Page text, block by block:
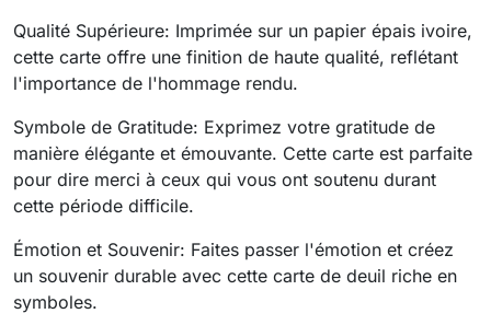
Qualité Supérieure: Imprimée sur un papier épais ivoire,
cette carte offre une finition de haute qualité, reflétant
l'importance de l'hommage rendu.
Symbole de Gratitude: Exprimez votre gratitude de
manière élégante et émouvante. Cette carte est parfaite
pour dire merci à ceux qui vous ont soutenu durant
cette période difficile.
Émotion et Souvenir: Faites passer l'émotion et créez
un souvenir durable avec cette carte de deuil riche en
symboles.